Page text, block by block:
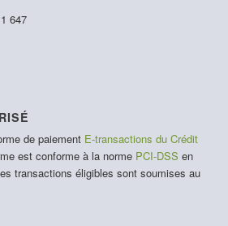
647
de paiement E-transactions du Crédit
est conforme à la norme PCI-DSS en
transactions éligibles sont soumises au